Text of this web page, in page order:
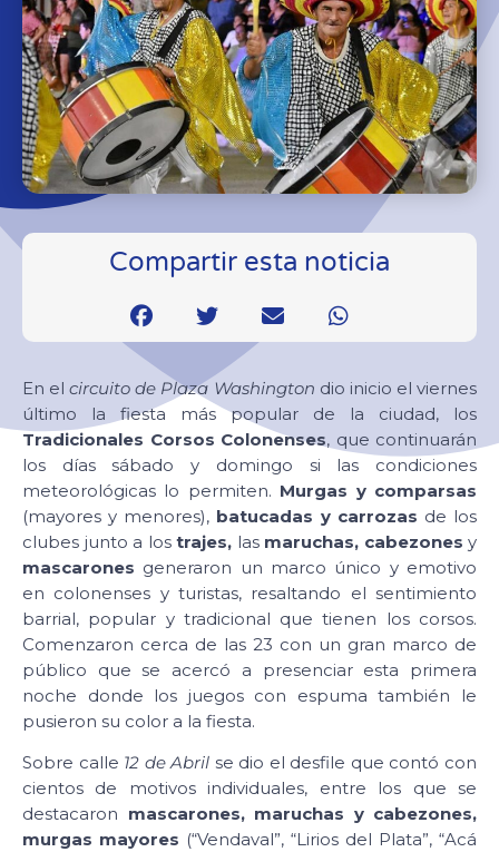
Compartir esta noticia
En elcircuito de Plaza Washington dio inicio el viernes
último la fiesta más popular de la ciudad, los
Tradicionales Corsos Colonenses, que continuarán
los días sábado y domingo si las condiciones
meteorológicas lo permiten. Murgas y comparsas
(mayores y menores), batucadas y carrozas de los
clubes junto a los trajes, lasmaruchas, cabezones y
mascarones generaron un marco único y emotivo
en colonenses y turistas, resaltando el sentimiento
barrial, popular y tradicional que tienen los corsos.
Comenzaron cerca de las 23 con un gran marco de
público que se acercó a presenciar esta primera
noche donde los juegos con espuma también le
pusieron su color a la fiesta.
Sobre calle 12 de Abril se dio el desfile que contó con
cientos de motivos individuales, entre los que se
destacaron mascarones, maruchas y cabezones,
murgas mayores (“Vendaval”, “Lirios del Plata”, “Acá